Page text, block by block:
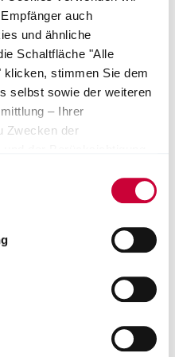
auch
und ähnliche
Schaltfläche "Alle
stimmen Sie dem
selbst sowie der weiteren
– Ihrer
Zwecken der
und
zustimmen, indem Sie
die Verarbeitung in
auf ein nicht mit der
Risiko, dass dortige
Maßnahmen